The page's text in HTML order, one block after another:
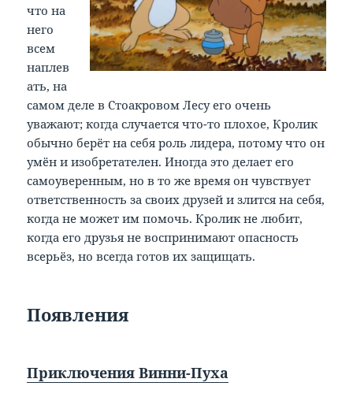
что на
него
всем
наплев
ать, на
самом деле в Стоакровом Лесу его очень
уважают; когда случается что-то плохое, Кролик
обычно берёт на себя роль лидера, потому что он
умён и изобретателен. Иногда это делает его
самоуверенным, но в то же время он чувствует
ответственность за своих друзей и злится на себя,
когда не может им помочь. Кролик не любит,
когда его друзья не воспринимают опасность
всерьёз, но всегда готов их защищать.
Появления
Приключения Винни-Пуха